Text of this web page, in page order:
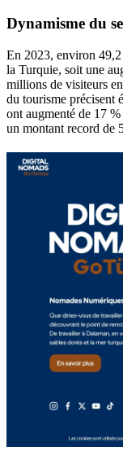
Dynamisme du
En 2023, environ
la Turquie, soit une
millions de visiteurs
du tourisme précisent
ont augmenté de 17
un montant record de